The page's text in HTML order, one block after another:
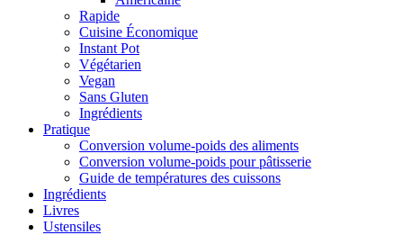
Rapide
Cuisine Économique
Instant Pot
Végétarien
Vegan
Sans Gluten
Ingrédients
Pratique
Conversion volume-poids des aliments
Conversion volume-poids pour pâtisserie
Guide de températures des cuissons
Ingrédients
Livres
Ustensiles